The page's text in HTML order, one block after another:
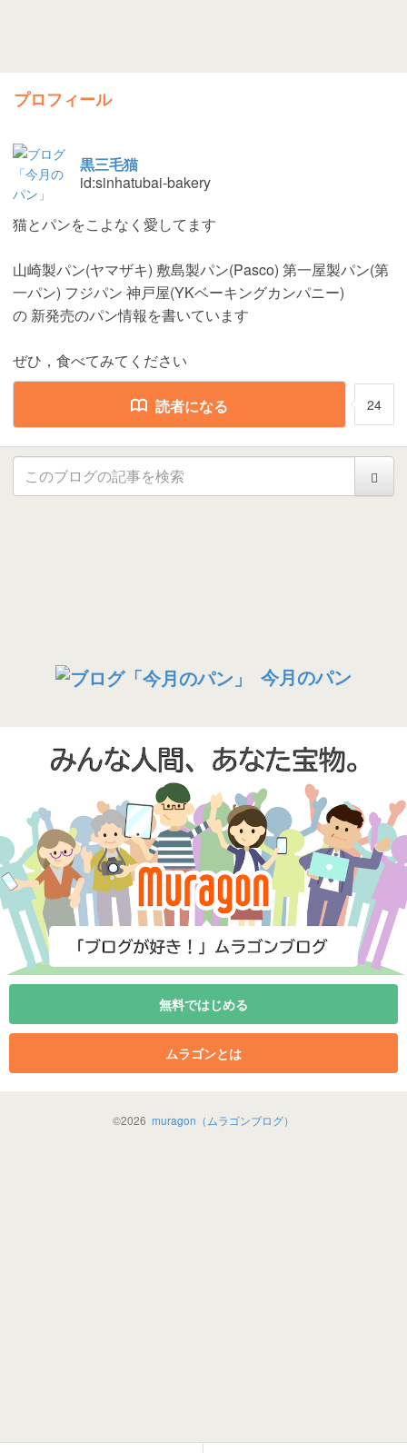
プロフィール
黒三毛猫
id:sinhatubai-bakery
猫とパンをこよなく愛してます
山崎製パン(ヤマザキ) 敷島製パン(Pasco) 第一屋製パン(第
一パン) フジパン 神戸屋(YKベーキングカンパニー)
の 新発売のパン情報を書いています
ぜひ，食べてみてください
読者になる 24
今月のパン
無料ではじめる
ムラゴンとは
©2026 muragon（ムラゴンブログ）